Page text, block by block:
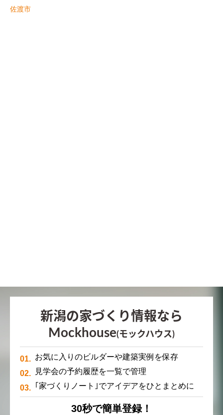
佐渡市
新潟の家づくり情報なら
Mockhouse(モックハウス)
お気に入りのビルダーや建築実例を保存
見学会の予約履歴を一覧で管理
｢家づくりノート｣でアイデアをひとまとめに
30秒で簡単登録！